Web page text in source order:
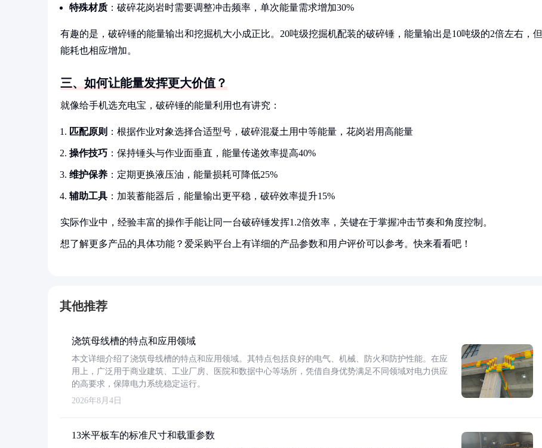
特殊材质 ：破碎花岗岩时需要调整冲击频率，单次能量需求增加30%
有趣的是，破碎锤的能量输出和挖掘机大小成正比。20吨级挖掘机配装的破碎锤，能量输出是10吨级的2倍左右，但
能耗也相应增加。
三、如何让能量发挥更大价值？
就像给手机选充电宝，破碎锤的能量利用也有讲究：
匹配原则 ：根据作业对象选择合适型号，破碎混凝土用中等能量，花岗岩用高能量
操作技巧 ：保持锤头与作业面垂直，能量传递效率提高40%
维护保养 ：定期更换液压油，能量损耗可降低25%
辅助工具 ：加装蓄能器后，能量输出更平稳，破碎效率提升15%
实际作业中，经验丰富的操作手能让同一台破碎锤发挥1.2倍效率，关键在于掌握冲击节奏和角度控制。
想了解更多产品的具体功能？爱采购平台上有详细的产品参数和用户评价可以参考。快来看看吧！
其他推荐
浇筑母线槽的特点和应用领域
本文详细介绍了浇筑母线槽的特点和应用领域。其特点包括良好的电气、机械、防火和防护性能。在应
用上，广泛用于商业建筑、工业厂房、医院和数据中心等场所，凭借自身优势满足不同领域对电力供应
的高要求，保障电力系统稳定运行。
2026年8月4日
13米平板车的标准尺寸和载重参数